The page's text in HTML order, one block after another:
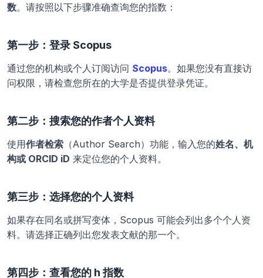
数。请按照以下步骤准确查询您的指数：
第一步：登录 Scopus
通过您的机构或个人订阅访问 Scopus。如果您没有直接访
问权限，请检查您所在的大学是否提供登录凭证。
第二步：搜索您的作者个人资料
使用作者检索 （Author Search）功能，输入您的姓名、机
构或 ORCID iD 来定位您的个人资料。
第三步：选择您的个人资料
如果存在同名或拼写变体，Scopus 可能会列出多个个人资
料。请选择正确列出您发表文献的那一个。
第四步：查看您的 h 指数